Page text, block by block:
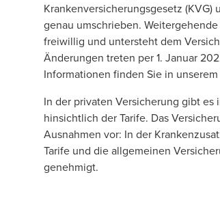
Krankenversicherungsgesetz
genau umschrieben.
freiwillig und untersteht dem
Änderungen treten per 1. Januar
Informationen finden Sie in
In der privaten Versicherung gibt
hinsichtlich der Tarife. Das
Ausnahmen vor: In der
Tarife und die allgemeinen
genehmigt.